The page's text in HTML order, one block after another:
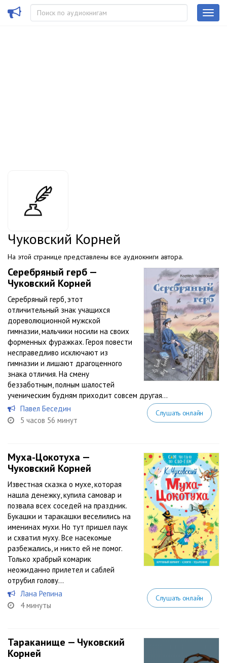
Чуковский Корней
На этой странице представлены все аудиокниги автора.
Серебряный герб —
Чуковский Корней
Серебряный герб, этот
отличительный знак учащихся
дореволюционной мужской
гимназии, мальчики носили на своих
форменных фуражках. Героя повести
несправедливо исключают из
гимназии и лишают драгоценного
знака отличия. На смену
беззаботным, полным шалостей
ученическим будням приходит совсем другая...
Павел Беседин
5 часов 56 минут
Слушать онлайн
Муха-Цокотуха —
Чуковский Корней
Известная сказка о мухе, которая
нашла денежку, купила самовар и
позвала всех соседей на праздник.
Букашки и таракашки веселились на
именинах мухи. Но тут пришел паук
и схватил муху. Все насекомые
разбежались, и никто ей не помог.
Только храбрый комарик
неожиданно прилетел и саблей
отрубил голову...
Лана Репина
4 минуты
Слушать онлайн
Тараканище — Чуковский
Корней